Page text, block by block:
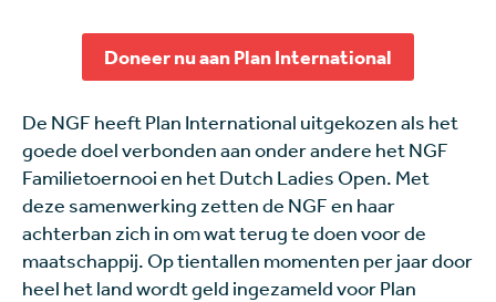
Doneer nu aan Plan International
De NGF heeft Plan International uitgekozen als het
goede doel verbonden aan onder andere het NGF
Familietoernooi en het Dutch Ladies Open. Met
deze samenwerking zetten de NGF en haar
achterban zich in om wat terug te doen voor de
maatschappij. Op tientallen momenten per jaar door
heel het land wordt geld ingezameld voor Plan